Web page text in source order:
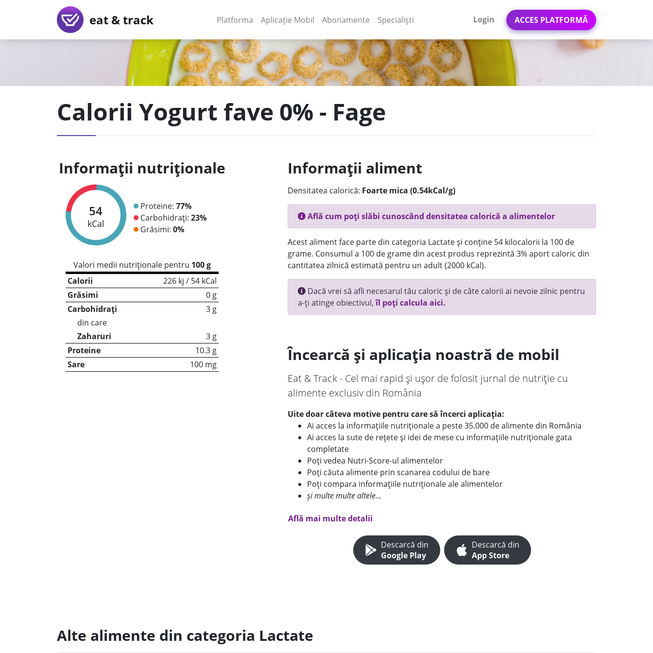
eat & track Platforma (current)
Aplicație Mobil (current)
Abonamente Specialiști Login ACCES PLATFORMĂ
Calorii Yogurt fave 0% - Fage
Informații nutriționale
54
kCal
Proteine: 77%
Carbohidrați: 23%
Grăsimi: 0%
Valori medii nutriționale pentru 100 g
Calorii
226 kj / 54 kCal
Grăsimi
0 g
Carbohidrați
3 g
din care
Zaharuri
3 g
Proteine
10.3 g
Sare
100 mg
Informații aliment
Densitatea calorică: Foarte mica (0.54kCal/g)
Află cum poți slăbi cunoscând densitatea calorică a alimentelor
Acest aliment face parte din categoria Lactate și conține 54 kilocalorii la 100 de
grame. Consumul a 100 de grame din acest produs reprezintă 3% aport caloric din
cantitatea zilnică estimată pentru un adult (2000 kCal).
Dacă vrei să afli necesarul tău caloric și de câte calorii ai nevoie zilnic pentru
a-ți atinge obiectivul,îl poți calcula aici.
Încearcă și aplicația noastră de mobil
Eat & Track - Cel mai rapid și ușor de folosit jurnal de nutriție cu
alimente exclusiv din România
Uite doar câteva motive pentru care să încerci aplicația:
Ai acces la informațiile nutriționale a peste 35.000 de alimente din România
Ai acces la sute de rețete și idei de mese cu informațiile nutriționale gata
completate
Poți vedea Nutri-Score-ul alimentelor
Poți căuta alimente prin scanarea codului de bare
Poți compara informațiile nutriționale ale alimentelor
și multe multe altele...
Află mai multe detalii
Descarcă din
Google Play
Descarcă din
App Store
Alte alimente din categoria Lactate